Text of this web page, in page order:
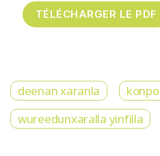
deenan xaranla konpo
wureedunxaralla yinfilla